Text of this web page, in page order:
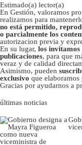
Estimado(a) lector(a)
En Gestión, valoramos
realizamos para
no está permitido,
o parcialmente los
autorizacion previa y
En su lugar, los invitamos
publicaciones, para que
veraz y de calidad
Asimismo, pueden
exclusivo que elaboramos
Gracias por ayudarnos a
últimas noticias